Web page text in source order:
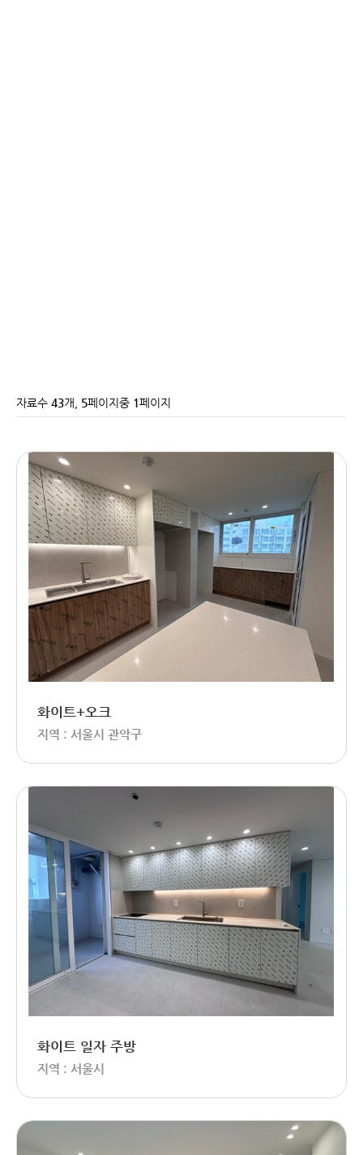
자료수 43개, 5페이지중 1페이지
화이트+오크
지역 : 서울시 관악구
화이트 일자 주방
지역 : 서울시